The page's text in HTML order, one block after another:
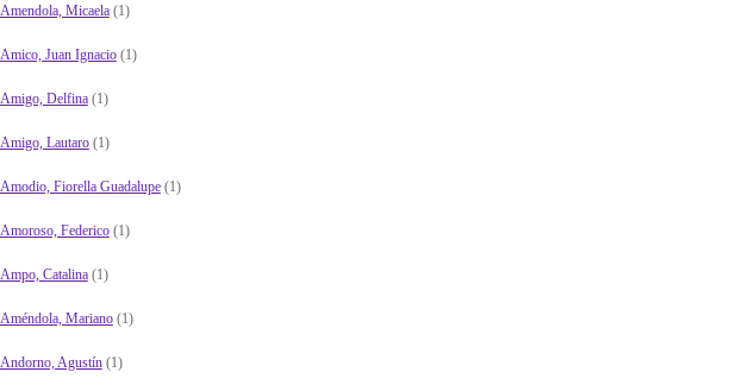
Amendola, Micaela(1)
Amico, Juan Ignacio(1)
Amigo, Delfina(1)
Amigo, Lautaro(1)
Amodio, Fiorella Guadalupe(1)
Amoroso, Federico(1)
Ampo, Catalina(1)
Améndola, Mariano(1)
Andorno, Agustín(1)